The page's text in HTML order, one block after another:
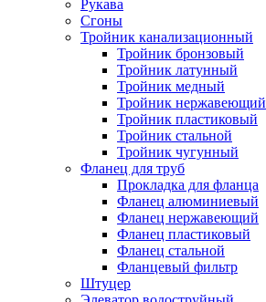
Рукава
Сгоны
Тройник канализационный
Тройник бронзовый
Тройник латунный
Тройник медный
Тройник нержавеющий
Тройник пластиковый
Тройник стальной
Тройник чугунный
Фланец для труб
Прокладка для фланца
Фланец алюминиевый
Фланец нержавеющий
Фланец пластиковый
Фланец стальной
Фланцевый фильтр
Штуцер